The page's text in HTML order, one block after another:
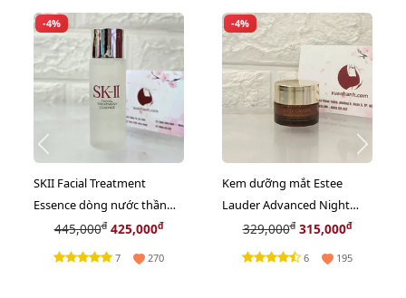
-4%
SKII Facial Treatment
Essence dòng nước thần
dành cho các chị em - 30ml
(new)
445,000đ425,000đ
7 270
-4%
Kem dưỡng mắt Estee
Lauder Advanced Night
Repair Eye Gel-Creme Multi
- 5ml (New)
329,000đ315,000đ
6 195